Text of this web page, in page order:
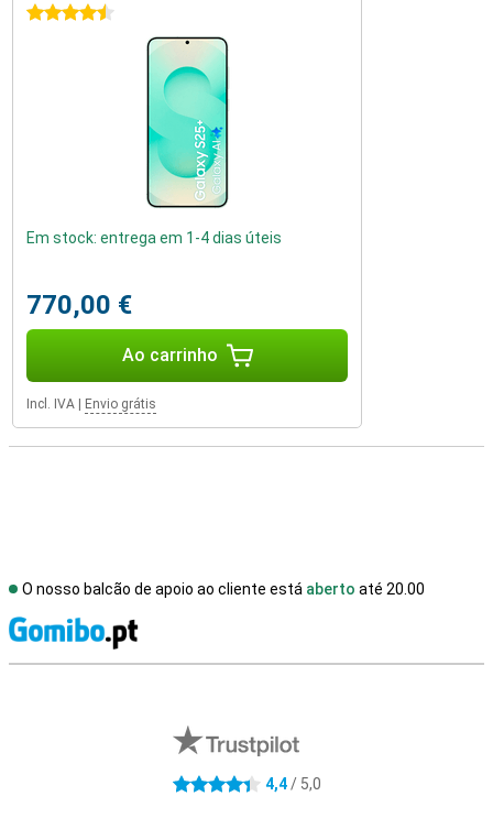
4.5 estrelas
Em stock: entrega em 1-4 dias úteis
770,00 €
Ao carrinho
Incl. IVA Envio grátis
O nosso balcão de apoio ao cliente está aberto até 20.00
4.4 estrelas 4,4/ 5,0